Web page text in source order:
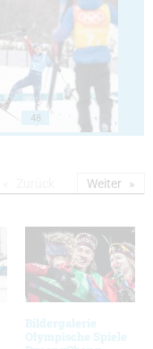
48
Bildergalerie
Olympische Spiele
Weiter